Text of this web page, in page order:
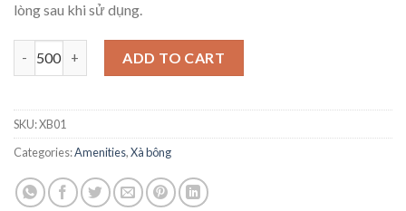
lòng sau khi sử dụng.
ADD TO CART
SKU:XB01
Categories:Amenities,Xà bông